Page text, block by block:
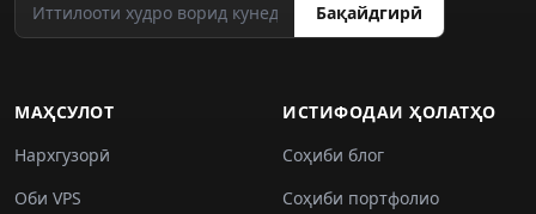
Бақайдгирӣ
МАҲСУЛОТ
Нархгузорӣ
Оби VPS
ИСТИФОДАИ ҲОЛАТҲО
Соҳиби блог
Соҳиби портфолио